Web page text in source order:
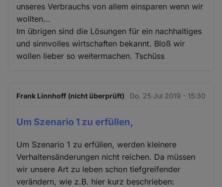
unseres Verbrauchs von allem einsparen wenn wir
wollten...
Im übrigen sind die Lösungen für ein nachhaltiges
und sinnvolles wirtschaften bekannt. Bloß wir
wollen lieber so weitermachen. Tschüss
Frank Linnhoff (nicht überprüft) Do. 25 Jul 2019 - 15:30
Um Szenario 1 zu erfüllen,
Um Szenario 1 zu erfüllen, werden kleinere
Verhaltensänderungen nicht reichen. Da müssen
wir unsere Art zu leben schon tiefgreifender
verändern, wie z.B. hier kurz beschrieben: